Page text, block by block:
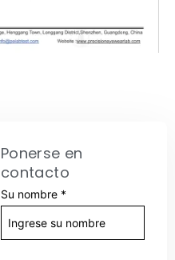
Ponerse en
contacto
Su nombre *